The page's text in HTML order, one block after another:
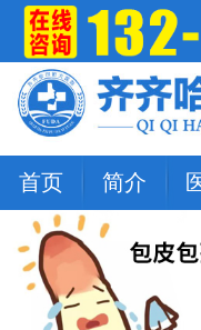
首页 简介